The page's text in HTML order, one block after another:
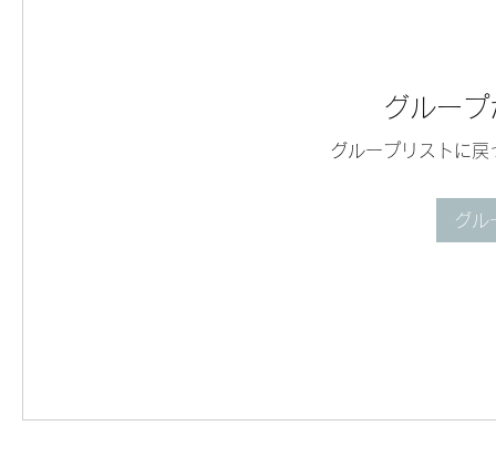
グルー
グループリストに
グル